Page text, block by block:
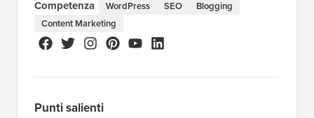
Competenza WordPress SEO
Blogging
Content Marketing
Punti salienti